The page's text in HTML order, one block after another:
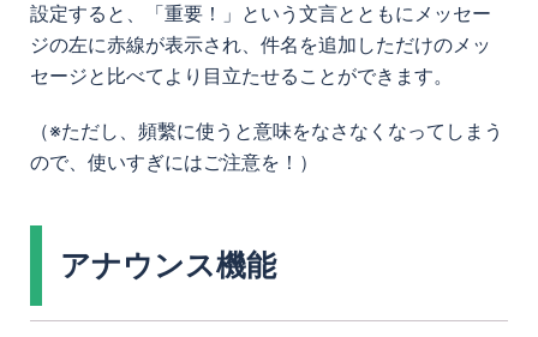
設定すると、「重要！」という文言とともにメッセー
ジの左に赤線が表示され、件名を追加しただけのメッ
セージと比べてより目立たせることができます。
（※ただし、頻繫に使うと意味をなさなくなってしまう
ので、使いすぎにはご注意を！）
アナウンス機能